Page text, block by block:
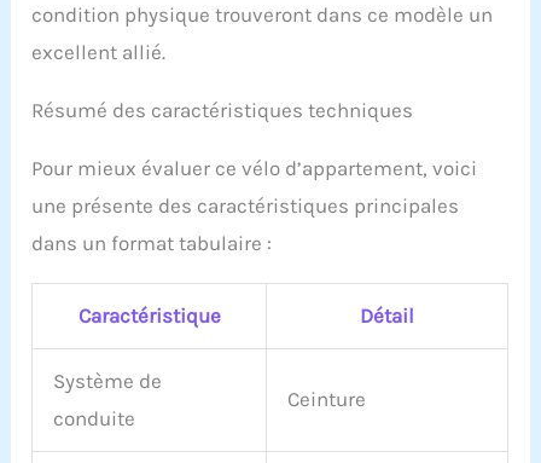
Nous continuons à
avez des questions,
contacter. Les ingénieurs
conseils professionnels
par vidéo. Double
sera répondue dans les
condition physique trouveront dans ce modèle un
excellent allié.
Résumé des caractéristiques techniques
Pour mieux évaluer ce vélo d’appartement, voici
une présente des caractéristiques principales
dans un format tabulaire :
Caractéristique Détail
Système de
conduite
Ceinture